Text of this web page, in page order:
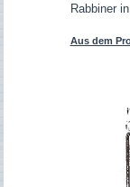
Rabbiner
Aus dem